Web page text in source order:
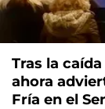
Tras la
ahora
Fría en el